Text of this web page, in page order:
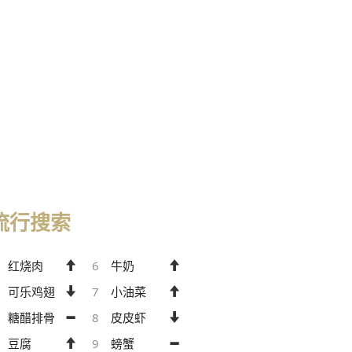
行搜索
红烧肉
可乐鸡翅
糖醋排骨
豆腐
6
牛奶
7
小油菜
8
皮皮虾
9
螃蟹